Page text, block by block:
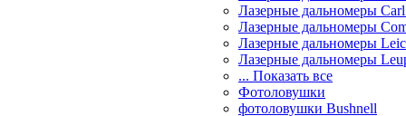
Лазерные дальномеры
Лазерные дальномеры
Лазерные дальномеры
Лазерные дальномеры
... Показать все
Фотоловушки
фотоловушки Bushnell